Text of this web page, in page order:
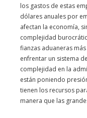
los gastos de estas
dólares anuales por
afectan la economía,
complejidad
fianzas aduaneras
enfrentar un sistema
complejidad en la
están poniendo
tienen los recursos
manera que las